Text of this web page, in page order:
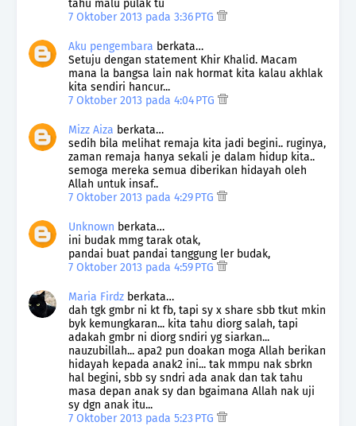
tahu malu pulak tu
7 Oktober 2013 pada 3:36 PTG
Aku pengembara berkata…
Setuju dengan statement Khir Khalid. Macam
mana la bangsa lain nak hormat kita kalau akhlak
kita sendiri hancur...
7 Oktober 2013 pada 4:04 PTG
Mizz Aiza berkata…
sedih bila melihat remaja kita jadi begini.. ruginya,
zaman remaja hanya sekali je dalam hidup kita..
semoga mereka semua diberikan hidayah oleh
Allah untuk insaf..
7 Oktober 2013 pada 4:29 PTG
Unknown berkata…
ini budak mmg tarak otak,
pandai buat pandai tanggung ler budak,
7 Oktober 2013 pada 4:59 PTG
Maria Firdz berkata…
dah tgk gmbr ni kt fb, tapi sy x share sbb tkut mkin
byk kemungkaran... kita tahu diorg salah, tapi
adakah gmbr ni diorg sndiri yg siarkan...
nauzubillah... apa2 pun doakan moga Allah berikan
hidayah kepada anak2 ini... tak mmpu nak sbrkn
hal begini, sbb sy sndri ada anak dan tak tahu
masa depan anak sy dan bgaimana Allah nak uji
sy dgn anak itu...
7 Oktober 2013 pada 5:23 PTG